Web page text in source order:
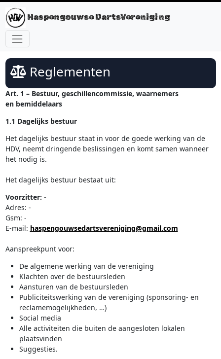
Haspengouwse DartsVereniging
Reglementen
Art. 1 – Bestuur, geschillencommissie, waarnemers
en bemiddelaars
1.1 Dagelijks bestuur
Het dagelijks bestuur staat in voor de goede werking van de
HDV, neemt dringende beslissingen en komt samen wanneer
het nodig is.
Het dagelijks bestuur bestaat uit:
Voorzitter: -
Adres: -
Gsm: -
E-mail: haspengouwsedartsvereniging@gmail.com
Aanspreekpunt voor:
De algemene werking van de vereniging
Klachten over de bestuursleden
Aansturen van de bestuursleden
Publiciteitswerking van de vereniging (sponsoring- en
reclamemogelijkheden, …)
Social media
Alle activiteiten die buiten de aangesloten lokalen
plaatsvinden
Suggesties.